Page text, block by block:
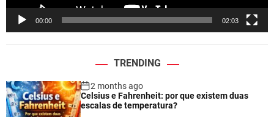
00:00 02:03
TRENDING
2 months ago
Celsius e Fahrenheit: por que existem duas
escalas de temperatura?